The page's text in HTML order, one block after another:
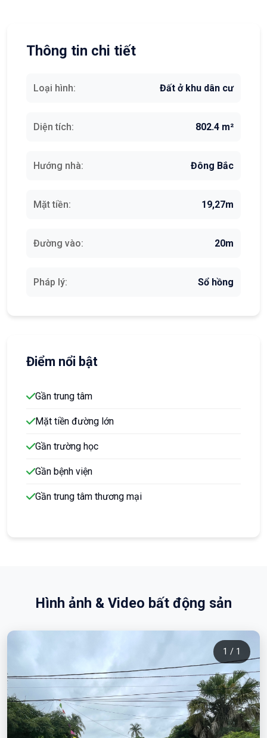
Thông tin chi tiết
Loại hình: Đất ở khu dân cư
Diện tích: 802.4 m²
Hướng nhà: Đông Bắc
Mặt tiền: 19,27m
Đường vào: 20m
Pháp lý: Sổ hồng
Điểm nổi bật
Gần trung tâm
Mặt tiền đường lớn
Gần trường học
Gần bệnh viện
Gần trung tâm thương mại
Hình ảnh & Video bất động sản
1 / 1